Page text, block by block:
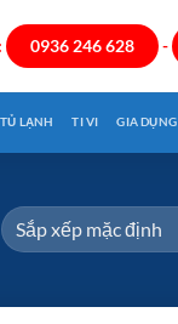
0936 246 628 -
TỦ LẠNH TI VI GIA DỤNG